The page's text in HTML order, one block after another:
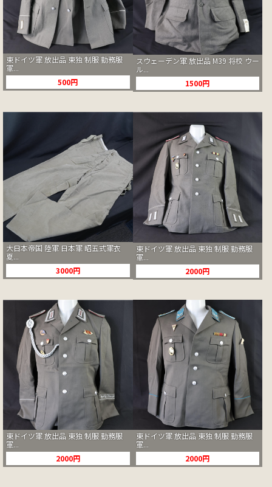
東ドイツ軍 放出品 東独 制服 勤務服
軍...
500円
スウェーデン軍 放出品 M39 将校 ウー
ル...
1500円
大日本帝国 陸軍 日本軍 昭五式軍衣
夏...
3000円
東ドイツ軍 放出品 東独 制服 勤務服
軍...
2000円
東ドイツ軍 放出品 東独 制服 勤務服
軍...
2000円
東ドイツ軍 放出品 東独 制服 勤務服
軍...
2000円